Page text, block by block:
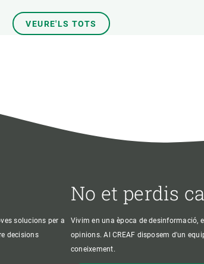
VEURE'LS TOTS
solucions per a
decisions
No et perdis
Vivim en una època de desinformació,
opinions. Al CREAF disposem d'un
coneixement.